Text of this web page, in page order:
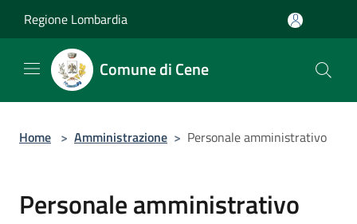
Regione Lombardia
Comune di Cene
Home > Amministrazione > Personale amministrativo
Personale amministrativo